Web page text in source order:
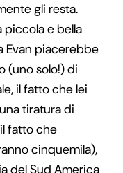
gli resta.
piccola e bella
Evan piacerebbe
(uno solo!) di
il fatto che lei
tiratura di
fatto che
cinquemila),